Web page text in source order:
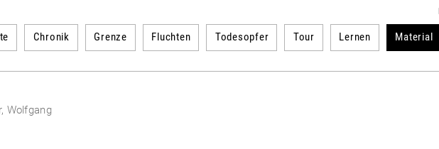
Chronik Grenze Fluchten Todesopfer Tour Lernen Material
Wolfgang